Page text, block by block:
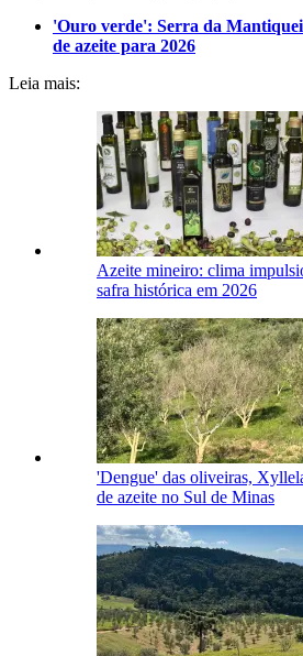
'Ouro verde': Serra da
de azeite para 2026
Leia mais:
Azeite mineiro: clima
safra histórica em 2026
'Dengue' das oliveiras,
de azeite no Sul de Minas